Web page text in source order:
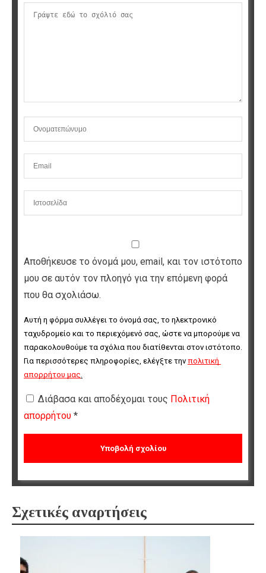
Αποθήκευσε το όνομά μου, email, και τον ιστότοπο
μου σε αυτόν τον πλοηγό για την επόμενη φορά
που θα σχολιάσω.
Αυτή η φόρμα συλλέγει το όνομά σας, το ηλεκτρονικό
ταχυδρομείο και το περιεχόμενό σας, ώστε να μπορούμε να
παρακολουθούμε τα σχόλια που διατίθενται στον ιστότοπο.
Για περισσότερες πληροφορίες, ελέγξτε την πολιτική
απορρήτου μας.
Διάβασα και αποδέχομαι τους Πολιτική
απορρήτου *
Σχετικές αναρτήσεις